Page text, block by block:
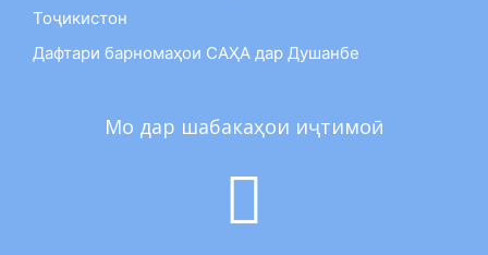
Тоҷикистон
Дафтари барномаҳои САҲА дар Душанбе
Мо дар шабакаҳои иҷтимоӣ